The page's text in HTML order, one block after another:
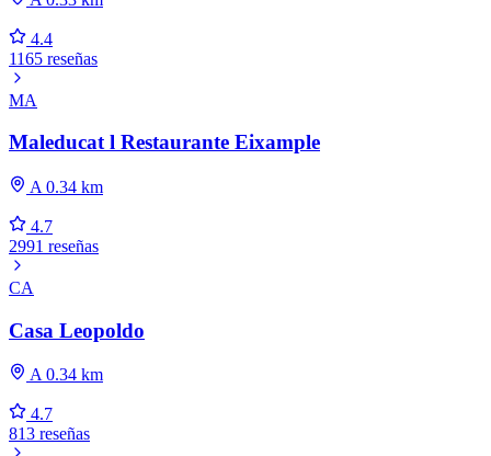
4.4
1165 reseñas
MA
Maleducat l Restaurante Eixample
A 0.34 km
4.7
2991 reseñas
CA
Casa Leopoldo
A 0.34 km
4.7
813 reseñas